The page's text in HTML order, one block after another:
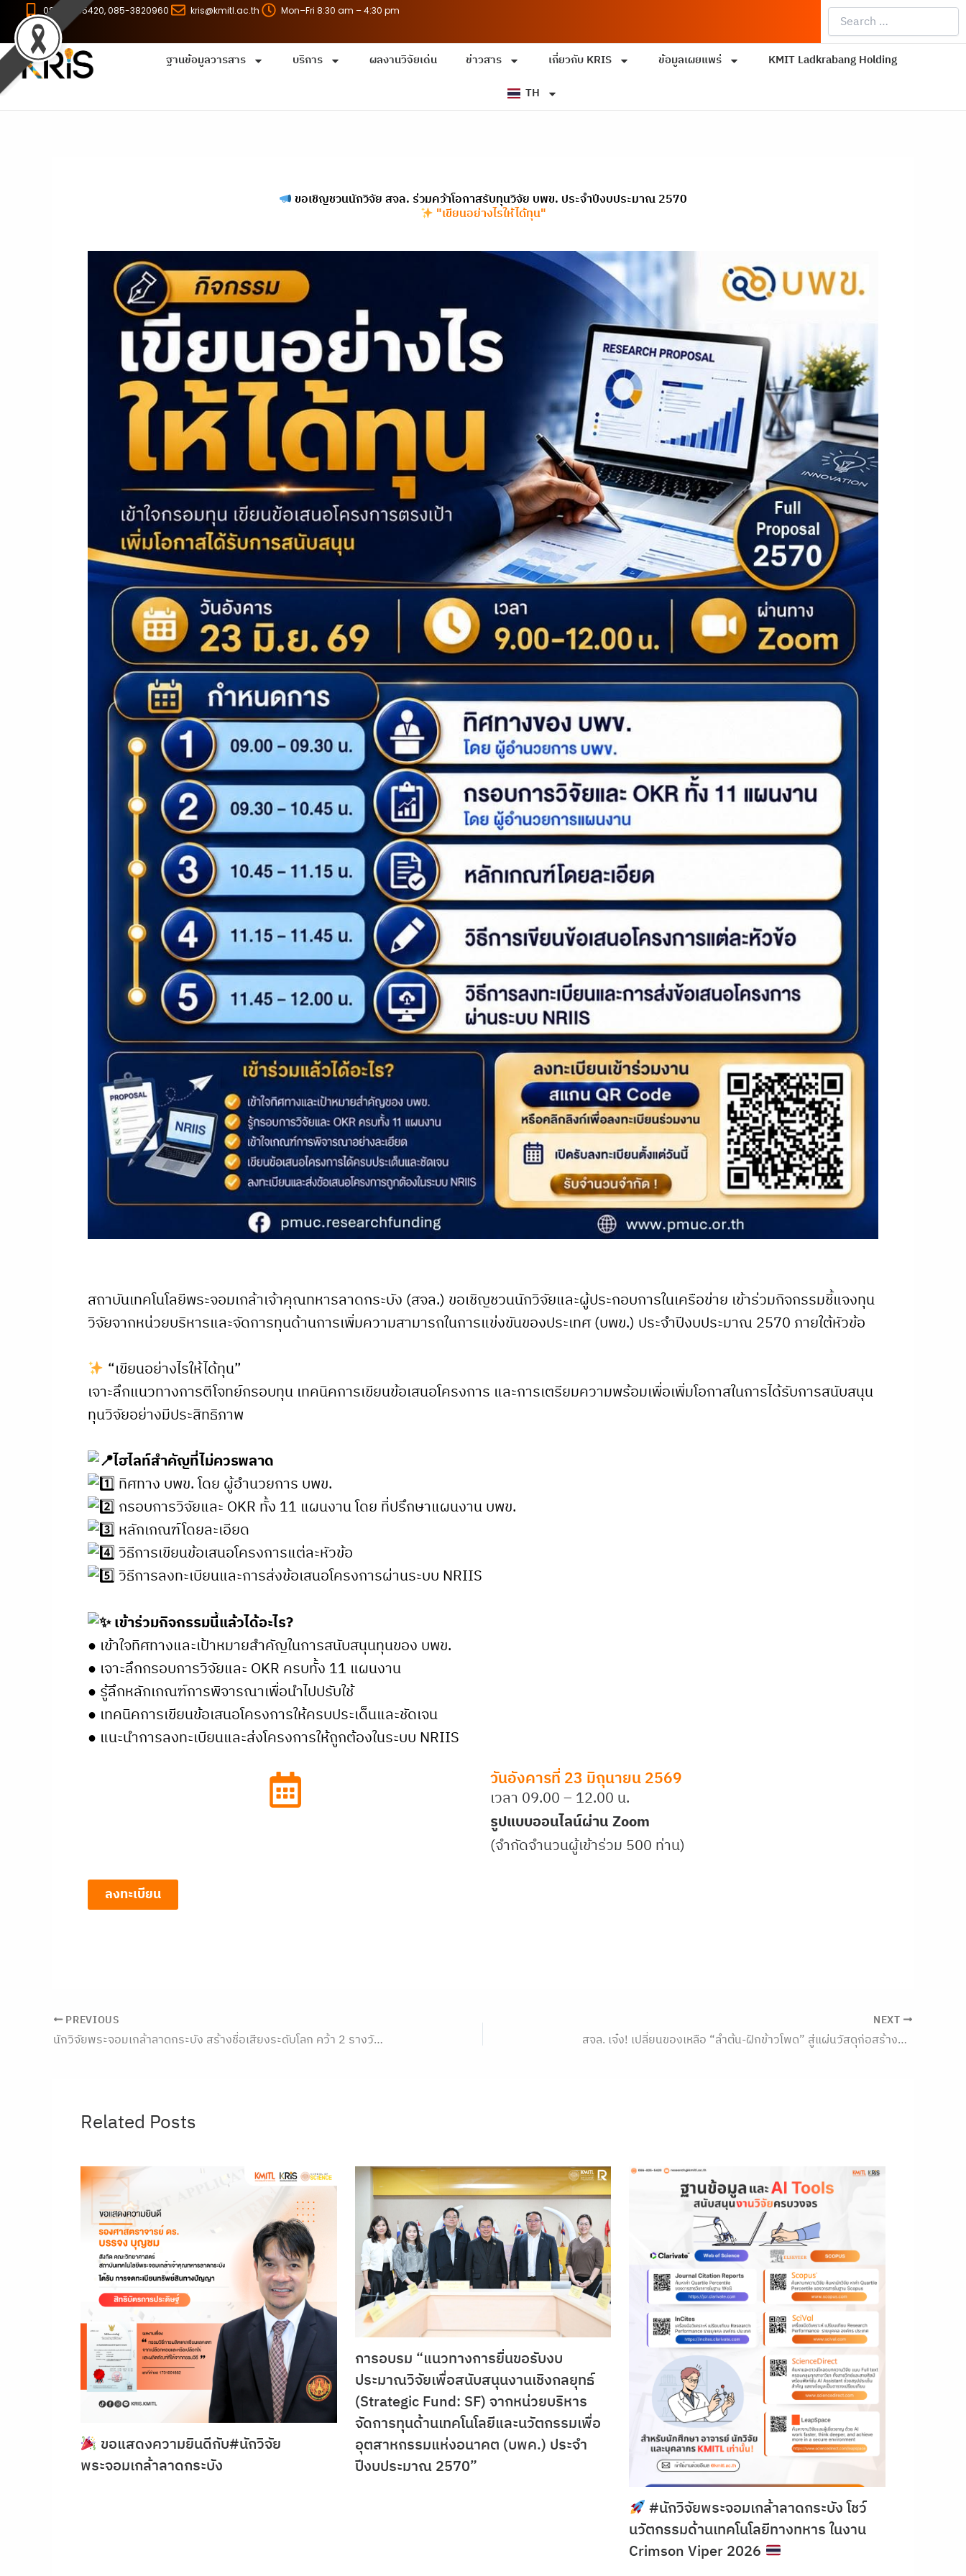
content
086-8255420, 085-3820960 kris@kmitl.ac.th Mon–Fri 8:30 am – 4:30 pm
Search
ฐานข้อมูลวารสาร บริการ ผลงานวิจัยเด่น ข่าวสาร เกี่ยวกับ KRIS ข้อมูลเผยแพร่
KMIT Ladkrabang Holding
TH
ขอเชิญชวนนักวิจัย สจล. ร่วมคว้าโอกาสรับทุนวิจัย บพข. ประจำปีงบประมาณ 2570
"เขียนอย่างไรให้ได้ทุน"
สถาบันเทคโนโลยีพระจอมเกล้าเจ้าคุณทหารลาดกระบัง (สจล.) ขอเชิญชวนนักวิจัยและผู้ประกอบการในเครือข่าย เข้าร่วมกิจกรรมชี้แจงทุน
วิจัยจากหน่วยบริหารและจัดการทุนด้านการเพิ่มความสามารถในการแข่งขันของประเทศ (บพข.) ประจำปีงบประมาณ 2570 ภายใต้หัวข้อ
“เขียนอย่างไรให้ได้ทุน”
เจาะลึกแนวทางการตีโจทย์กรอบทุน เทคนิคการเขียนข้อเสนอโครงการ และการเตรียมความพร้อมเพื่อเพิ่มโอกาสในการได้รับการสนับสนุน
ทุนวิจัยอย่างมีประสิทธิภาพ
ไฮไลท์สำคัญที่ไม่ควรพลาด
ทิศทาง บพข. โดย ผู้อำนวยการ บพข.
กรอบการวิจัยและ OKR ทั้ง 11 แผนงาน โดย ที่ปรึกษาแผนงาน บพข.
หลักเกณฑ์โดยละเอียด
วิธีการเขียนข้อเสนอโครงการแต่ละหัวข้อ
วิธีการลงทะเบียนและการส่งข้อเสนอโครงการผ่านระบบ NRIIS
เข้าร่วมกิจกรรมนี้แล้วได้อะไร?
● เข้าใจทิศทางและเป้าหมายสำคัญในการสนับสนุนทุนของ บพข.
● เจาะลึกกรอบการวิจัยและ OKR ครบทั้ง 11 แผนงาน
● รู้ลึกหลักเกณฑ์การพิจารณาเพื่อนำไปปรับใช้
● เทคนิคการเขียนข้อเสนอโครงการให้ครบประเด็นและชัดเจน
● แนะนำการลงทะเบียนและส่งโครงการให้ถูกต้องในระบบ NRIIS
วันอังคารที่ 23 มิถุนายน 2569
เวลา 09.00 – 12.00 น.
รูปแบบออนไลน์ผ่าน Zoom
(จำกัดจำนวนผู้เข้าร่วม 500 ท่าน)
ลงทะเบียน
PREVIOUS
นักวิจัยพระจอมเกล้าลาดกระบัง สร้างชื่อเสียงระดับโลก คว้า 2 รางวัลนานาชาติจากเวที The 9th China (Shanghai) International Exhibition of Inventions 2026 ณ นครเซี่ยงไฮ้ สาธารณรัฐประชาชนจีน
NEXT
สจล. เจ๋ง! เปลี่ยนของเหลือ “ลำต้น-ฝักข้าวโพด” สู่แผ่นวัสดุก่อสร้างสุดล้ำ โชว์ผลงานบนเวที Research Talk ในงาน Thailand Research Expo 2026
Related Posts
ขอแสดงความยินดีกับ#นักวิจัย
พระจอมเกล้าลาดกระบัง
การอบรม “แนวทางการยื่นขอรับงบ
ประมาณวิจัยเพื่อสนับสนุนงานเชิงกลยุทธ์
(Strategic Fund: SF) จากหน่วยบริหาร
จัดการทุนด้านเทคโนโลยีและนวัตกรรมเพื่อ
อุตสาหกรรมแห่งอนาคต (บพค.) ประจำ
ปีงบประมาณ 2570”
#นักวิจัยพระจอมเกล้าลาดกระบัง โชว์
นวัตกรรมด้านเทคโนโลยีทางทหาร ในงาน
Crimson Viper 2026